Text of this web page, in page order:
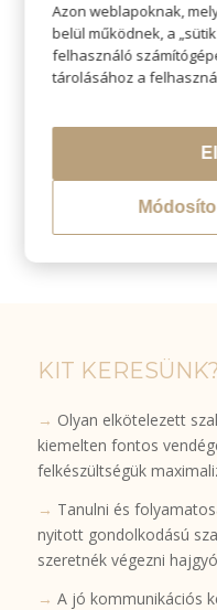
→Teljeskörű
folyamatos web és
Kiemelkedő
Környezet- és
szolgáltatás
példaértékű szemlélet
KIT KERESÜNK?
→ Olyan elkötelezett
kiemelten fontos
felkészültségük
→ Tanulni és
nyitott gondolkodású
szeretnék végezni
→ A jó kommunikációs
Azon weblapoknak,
belül működnek, a
felhasználó
tárolásához a